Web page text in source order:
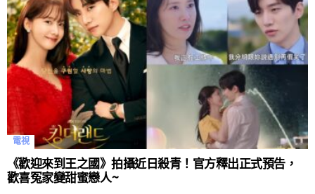
電視
《歡迎來到王之國》拍攝近日殺青！官方釋出正式預告，
歡喜冤家變甜蜜戀人~